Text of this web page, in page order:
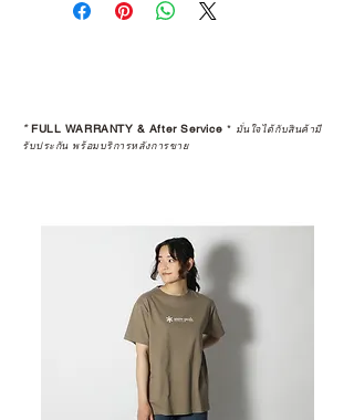
*FULL WARRANTY & After Service * มั่นใจได้กับสินค้ามี
รับประกัน พร้อมบริการหลังการขาย